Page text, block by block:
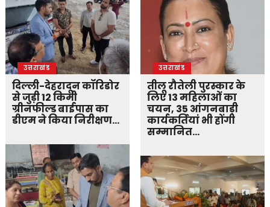
उत्तराखंड
दिल्ली-देहरादून कॉरिडोर
से जुड़ी 12 किमी
ग्रीनफील्ड बाईपास का
डीएम ने किया निरीक्षण…
उत्तराखंड
तीलू रौतेली पुरस्कार के
लिए 13 महिलाओं का
चयन, 35 आंगनबाड़ी
कार्यकर्तियां भी होंगी
सम्मानित…